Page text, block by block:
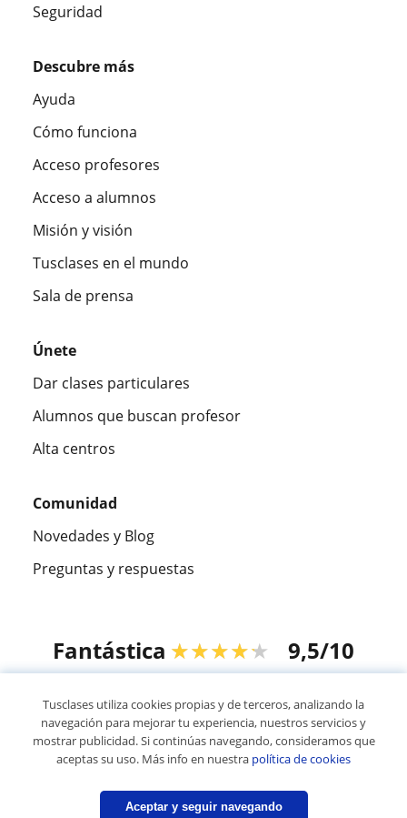
Contactar
Seguridad
Descubre más
Ayuda
Cómo funciona
Acceso profesores
Acceso a alumnos
Misión y visión
Tusclases en el mundo
Sala de prensa
Únete
Dar clases particulares
Alumnos que buscan profesor
Alta centros
Comunidad
Novedades y Blog
Preguntas y respuestas
Fantástica ★★★★★ 9,5/10
© 2007 - 2026 Tusclases.pe
Mapa web:Profesores particulares
Tusclases utiliza cookies propias y de terceros, analizando la
navegación para mejorar tu experiencia, nuestros servicios y
mostrar publicidad. Si continúas navegando, consideramos que
aceptas su uso. Más info en nuestra política de cookies
Aceptar y seguir navegando